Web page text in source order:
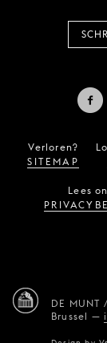
Verloren?
SITEMAP
Lees
DE MUNT
Brussel —